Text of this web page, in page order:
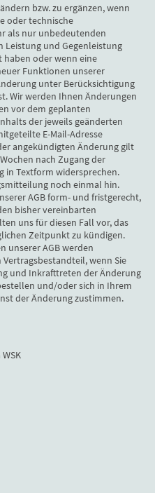
bzw. zu ergänzen, wenn
oder technische
als nur unbedeutenden
Leistung und Gegenleistung
haben oder wenn eine
Funktionen unserer
unter Berücksichtigung
Wir werden Ihnen Änderungen
vor dem geplanten
der jeweils geänderten
E-Mail-Adresse
angekündigten Änderung gilt
nach Zugang der
in Textform widersprechen.
noch einmal hin.
AGB form- und fristgerecht,
bisher vereinbarten
uns für diesen Fall vor, das
Zeitpunkt zu kündigen.
unserer AGB werden
wenn Sie
und Inkrafttreten der Änderung
und/oder sich in Ihrem
der Änderung zustimmen.